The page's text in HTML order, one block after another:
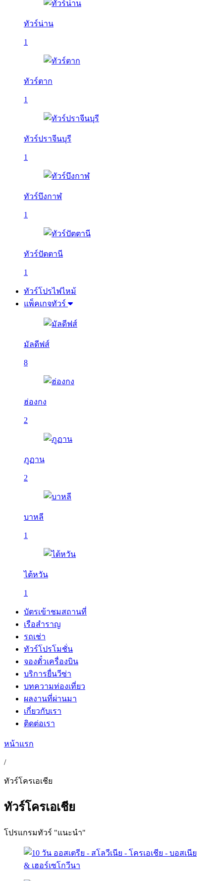
ทัวร์น่าน
1
ทัวร์ตาก
1
ทัวร์ปราจีนบุรี
1
ทัวร์บึงกาฬ
1
ทัวร์ปัตตานี
1
ทัวร์โปรไฟไหม้
แพ็คเกจทัวร์
มัลดีฟส์
8
ฮ่องกง
2
ภูฏาน
2
บาหลี
1
ไต้หวัน
1
บัตรเข้าชมสถานที่
เรือสำราญ
รถเช่า
ทัวร์โปรโมชั่น
จองตั๋วเครื่องบิน
บริการยื่นวีซ่า
บทความท่องเที่ยว
ผลงานที่ผ่านมา
เกี่ยวกับเรา
ติดต่อเรา
หน้าแรก
/
ทัวร์โครเอเชีย
ทัวร์โครเอเชีย
โปรแกรมทัวร์ "แนะนำ"